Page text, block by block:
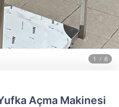
Açma Makinesi